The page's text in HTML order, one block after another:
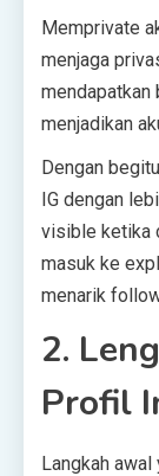
Memprivate
menjaga
mendapatkan
menjadikan
Dengan
IG dengan
visible ketika
masuk ke
menarik
2.
Profil
Langkah